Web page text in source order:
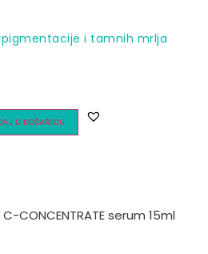
i tamnih mrlja
U KOŠARICU
C-CONCENTRATE serum 15ml